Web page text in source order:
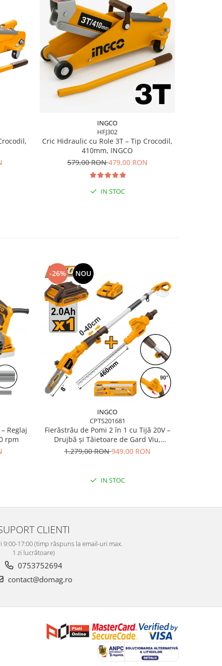
INGCO
HFJ302
Cric Hidraulic cu Role 3T – Tip Crocodil,
410mm, INGCO
579,00 RON479,00 RON
IN STOC
Reglaj
rpm
-26% NOU
INGCO
CPTS201681
Fierăstrău de Pomi 2 în 1 cu Tijă 20V –
Drujbă și Tăietoare de Gard Viu,
Lungime 2.4m, Acumulator Litiu
1.279,00 RON949,00 RON
IN STOC
CLIENTI
17:00 (timp răspuns la email-uri max.
1 zi lucrătoare)
0753752694
contact@domag.ro